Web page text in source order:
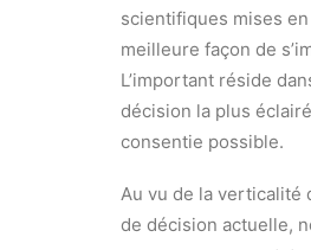
scientifiques mises
meilleure façon de
L’important réside
décision la plus
consentie possible.
Au vu de la verticalité
de décision actuelle,